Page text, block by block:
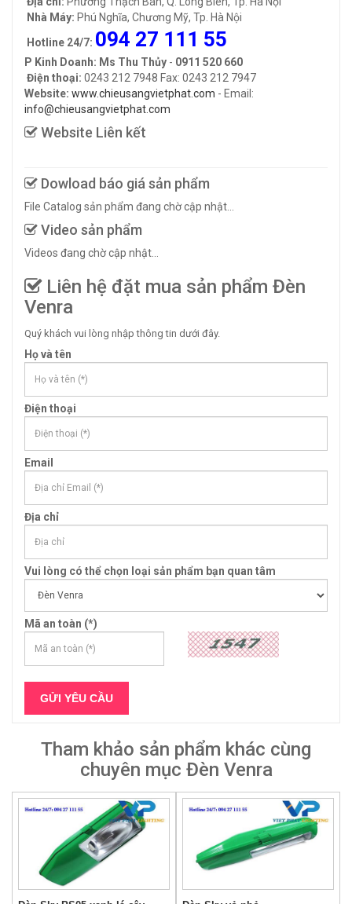
Nhà Máy: Phú Nghĩa, Chương Mỹ, Tp. Hà Nội
Hotline 24/7: 094 27 111 55
P Kinh Doanh: Ms Thu Thủy - 0911 520 660
Điện thoại: 0243 212 7948 Fax: 0243 212 7947
Website: www.chieusangvietphat.com - Email:
info@chieusangvietphat.com
Website Liên kết
Dowload báo giá sản phẩm
File Catalog sản phẩm đang chờ cập nhật...
Video sản phẩm
Videos đang chờ cập nhật...
Liên hệ đặt mua sản phẩm Đèn
Venra
Quý khách vui lòng nhập thông tin dưới đây.
Họ và tên
Điện thoại
Email
Địa chỉ
Vui lòng có thể chọn loại sản phẩm bạn quan tâm
Mã an toàn (*)
Tham khảo sản phẩm khác cùng
chuyên mục Đèn Venra